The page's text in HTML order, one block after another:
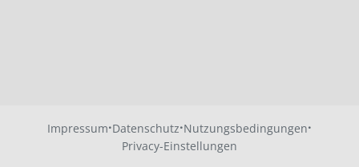
Impressum·Datenschutz·Nutzungsbedingungen·
Privacy-Einstellungen